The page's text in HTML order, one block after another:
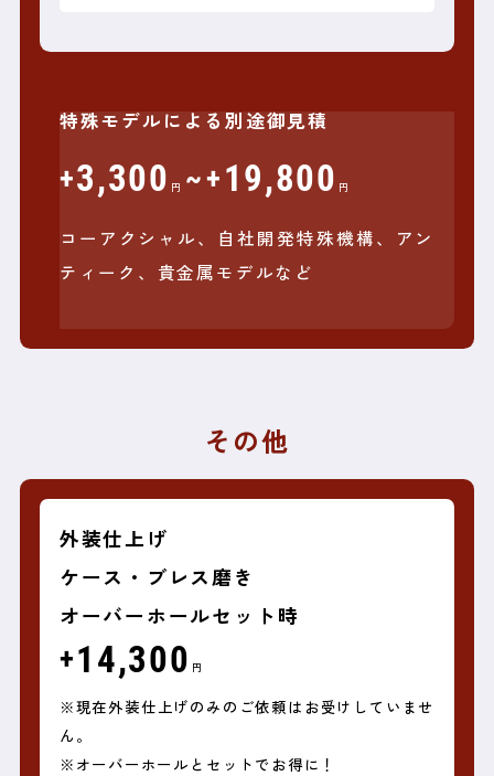
特殊モデルによる別途御見積
+3,300 円 ~+19,800 円
コーアクシャル、自社開発特殊機構、アン
ティーク、貴金属モデルなど
その他
外装仕上げ
ケース・ブレス磨き
オーバーホールセット時
+14,300 円
※現在外装仕上げのみのご依頼はお受けしていませ
ん。
※オーバーホールとセットでお得に！